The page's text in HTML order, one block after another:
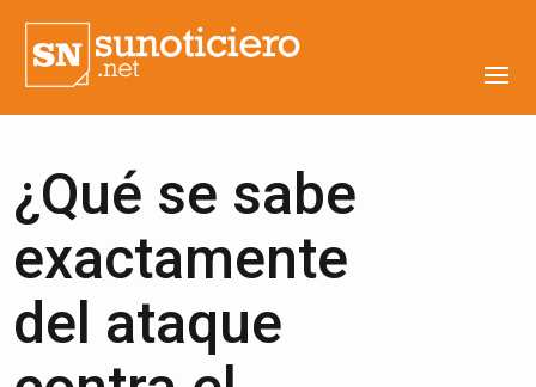
¿Qué se sabe
exactamente
del ataque